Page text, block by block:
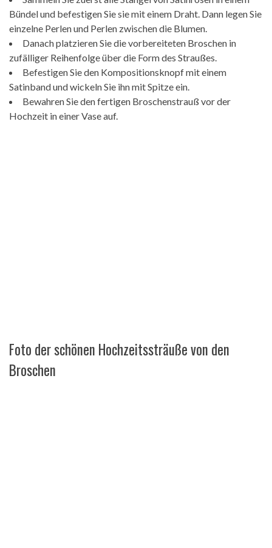
Bündel und befestigen Sie sie mit einem Draht. Dann legen Sie
einzelne Perlen und Perlen zwischen die Blumen.
Danach platzieren Sie die vorbereiteten Broschen in
zufälliger Reihenfolge über die Form des Straußes.
Befestigen Sie den Kompositionsknopf mit einem
Satinband und wickeln Sie ihn mit Spitze ein.
Bewahren Sie den fertigen Broschenstrauß vor der
Hochzeit in einer Vase auf.
Foto der schönen Hochzeitssträuße von den
Broschen